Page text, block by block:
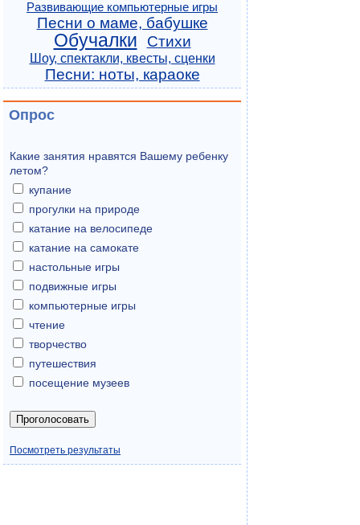
Развивающие компьютерные игры
Песни о маме, бабушке
Обучалки Стихи
Шоу, спектакли, квесты, сценки
Песни: ноты, караоке
Опрос
Какие занятия нравятся Вашему ребенку
летом?
купание
прогулки на природе
катание на велосипеде
катание на самокате
настольные игры
подвижные игры
компьютерные игры
чтение
творчество
путешествия
посещение музеев
Посмотреть результаты